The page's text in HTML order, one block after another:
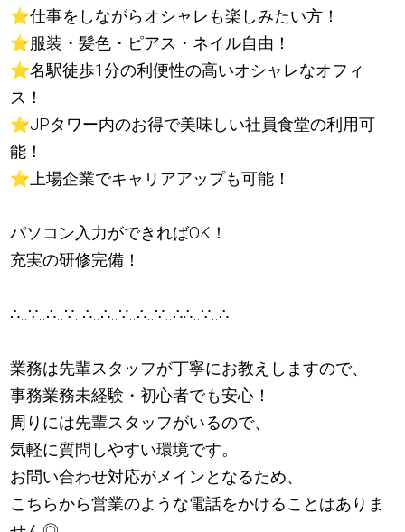
⭐️️仕事をしながらオシャレも楽しみたい方！
⭐服装・髪色・ピアス・ネイル自由！
⭐️️名駅徒歩1分の利便性の高いオシャレなオフィ
ス！
⭐️️JPタワー内のお得で美味しい社員食堂の利用可
能！
⭐️️上場企業でキャリアアップも可能！
パソコン入力ができればOK！
充実の研修完備！
∴‥∵‥∴‥∵‥∴‥∴‥∵‥∴‥∵‥∴∴‥∵‥∴
業務は先輩スタッフが丁寧にお教えしますので、
事務業務未経験・初心者でも安心！
周りには先輩スタッフがいるので、
気軽に質問しやすい環境です。
お問い合わせ対応がメインとなるため、
こちらから営業のような電話をかけることはありま